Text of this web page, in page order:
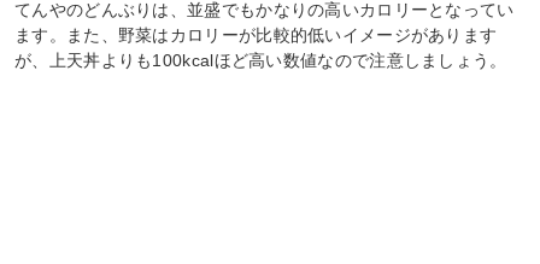
てんやのどんぶりは、並盛でもかなりの高いカロリーとなってい
ます。また、野菜はカロリーが比較的低いイメージがあります
が、上天丼よりも100kcalほど高い数値なので注意しましょう。